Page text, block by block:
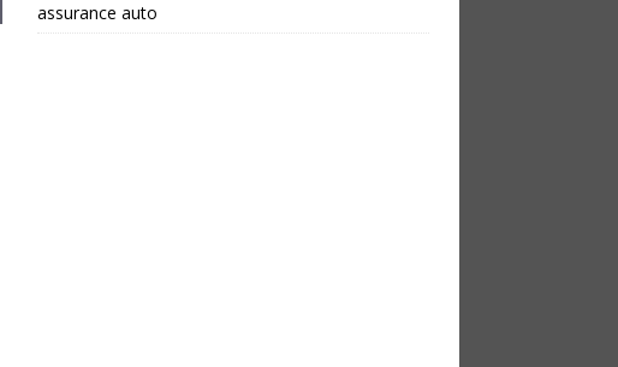
assurance auto